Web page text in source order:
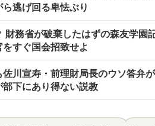
逃げ回る卑怯ぶり
財務省が破棄したはずの森友学園
をすぐ国会招致せよ
佐川宣寿・前理財局長のウソ答弁
部下にあり得ない説教